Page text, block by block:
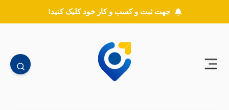
جهت ثبت و کسب و کار خود کلیک کنید!